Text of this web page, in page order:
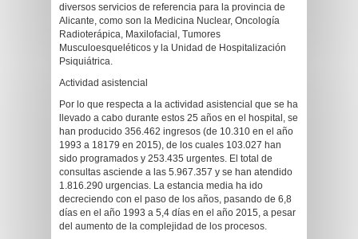
diversos servicios de referencia para la provincia de
Alicante, como son la Medicina Nuclear, Oncología
Radioterápica, Maxilofacial, Tumores
Musculoesqueléticos y la Unidad de Hospitalización
Psiquiátrica.
Actividad asistencial
Por lo que respecta a la actividad asistencial que se ha
llevado a cabo durante estos 25 años en el hospital, se
han producido 356.462 ingresos (de 10.310 en el año
1993 a 18179 en 2015), de los cuales 103.027 han
sido programados y 253.435 urgentes. El total de
consultas asciende a las 5.967.357 y se han atendido
1.816.290 urgencias. La estancia media ha ido
decreciendo con el paso de los años, pasando de 6,8
días en el año 1993 a 5,4 días en el año 2015, a pesar
del aumento de la complejidad de los procesos.